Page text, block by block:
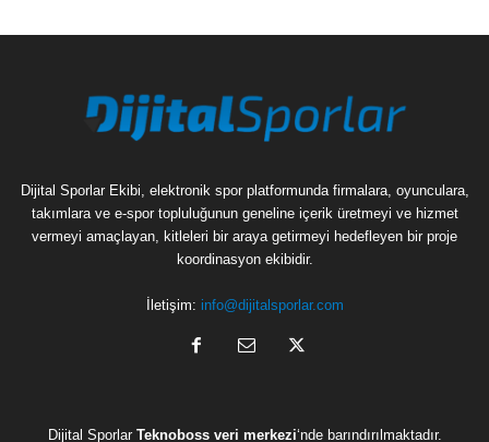
Dijital Sporlar Ekibi, elektronik spor platformunda firmalara, oyunculara,
takımlara ve e-spor topluluğunun geneline içerik üretmeyi ve hizmet
vermeyi amaçlayan, kitleleri bir araya getirmeyi hedefleyen bir proje
koordinasyon ekibidir.
İletişim: info@dijitalsporlar.com
Dijital Sporlar Teknoboss veri merkezi‘nde barındırılmaktadır.